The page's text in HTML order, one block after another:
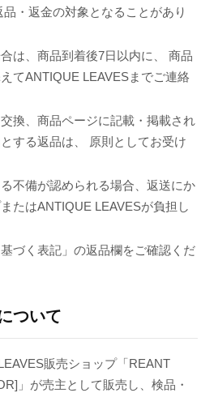
・返金の対象となることがあり
は、商品到着後7日以内に、 商品
てANTIQUE LEAVESまでご連絡
換、商品ページに記載・掲載され
する返品は、 原則としてお受け
不備が認められる場合、返送にか
たはANTIQUE LEAVESが負担し
づく表記」の返品欄をご確認くだ
ついて
販売ショップ「REANT
」が売主として販売し、検品・